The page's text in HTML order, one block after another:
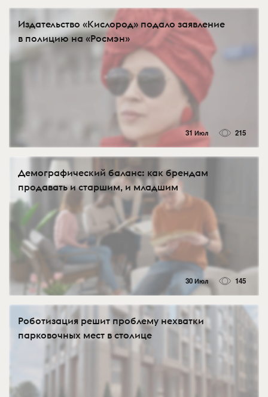
Издательство «Кислород» подало заявление
в полицию на «Росмэн»
31 Июл 215
Демографический баланс: как брендам
продавать и старшим, и младшим
30 Июл 145
Роботизация решит проблему нехватки
парковочных мест в столице